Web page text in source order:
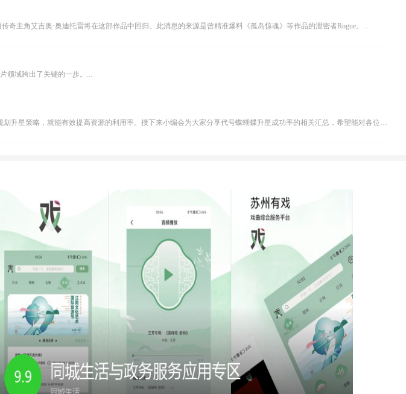
主角艾吉奥·奥迪托雷将在这部作品中回归。此消息的来源是曾精准爆料《孤岛惊魂》等作品的泄密者Rogue。...
领域跨出了关键的一步。...